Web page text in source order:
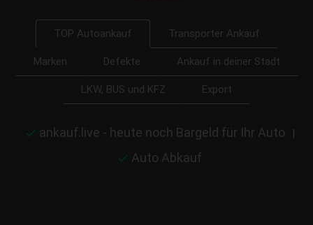
TOP Autoankauf Transporter Ankauf
Marken Defekte Ankauf in deiner Stadt
LKW, BUS und KFZ Export
ankauf.live - heute noch Bargeld für Ihr Auto |
Auto Abkauf